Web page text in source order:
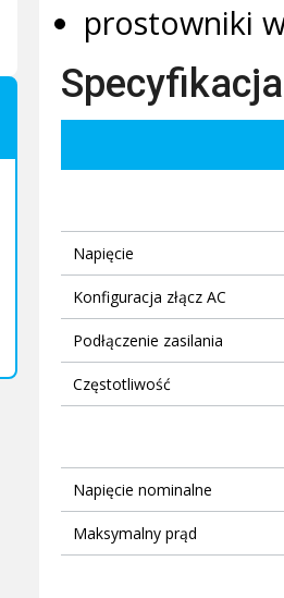
prostowniki
Specyfikacja
Napięcie
Konfiguracja złącz AC
Podłączenie zasilania
Częstotliwość
Napięcie nominalne
Maksymalny prąd